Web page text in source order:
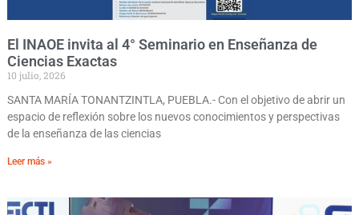
El INAOE invita al 4° Seminario en Enseñanza de
Ciencias Exactas
10 julio, 2026
SANTA MARÍA TONANTZINTLA, PUEBLA.- Con el objetivo de abrir un
espacio de reflexión sobre los nuevos conocimientos y perspectivas
de la enseñanza de las ciencias
Leer más »